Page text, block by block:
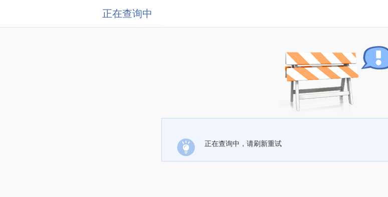
正在查询中
正在查询中，请刷新重试